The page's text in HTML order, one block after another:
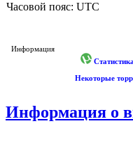
Часовой пояс: UTC
Информация
Некоторые
Информация о